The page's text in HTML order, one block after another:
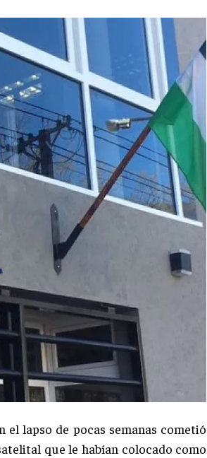
lapso de pocas semanas cometió
que le habían colocado como